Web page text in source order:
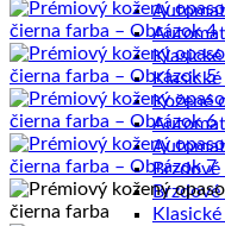
Klasické
Klasické
Kožené
Brzdové